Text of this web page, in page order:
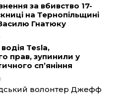
A
p
за вбивство 17-
на Тернопільщині
Гнатюку
Tesla,
прав, зупинили у
сп’яніння
волонтер Джефф